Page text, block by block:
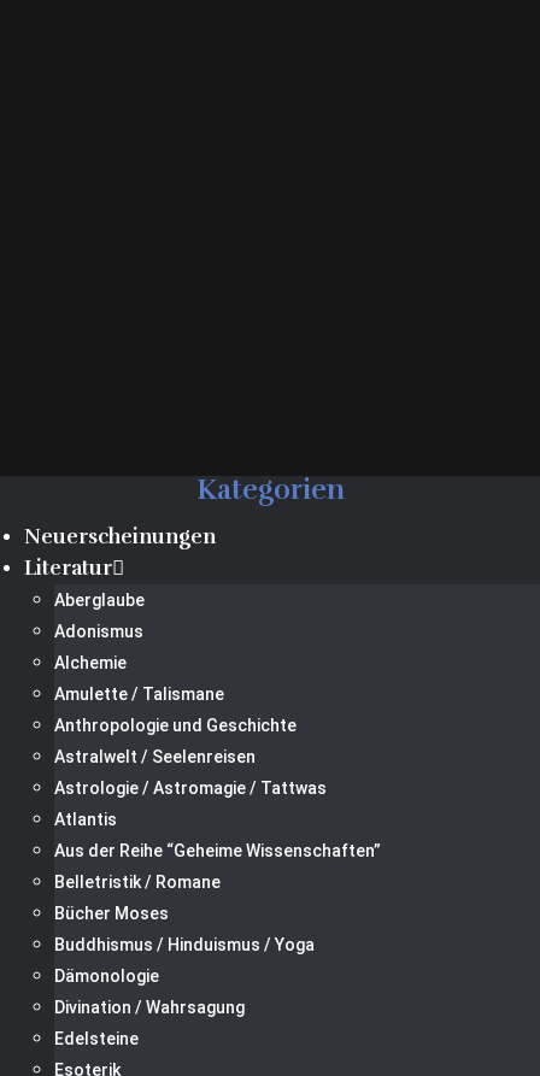
Kategorien
Neuerscheinungen
Literatur
Aberglaube
Adonismus
Alchemie
Amulette / Talismane
Anthropologie und Geschichte
Astralwelt / Seelenreisen
Astrologie / Astromagie / Tattwas
Atlantis
Aus der Reihe “Geheime Wissenschaften”
Belletristik / Romane
Bücher Moses
Buddhismus / Hinduismus / Yoga
Dämonologie
Divination / Wahrsagung
Edelsteine
Esoterik